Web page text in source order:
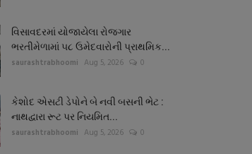
વિસાવદરમાં યોજાયેલા રોજગાર
ભરતીમેળામાં ૫૮ ઉમેદવારોની પ્રાથમિક...
saurashtrabhoomi Aug 5, 2026 0
કેશોદ એસટી ડેપોને બે નવી બસની ભેટ :
નાથદ્વારા રૂટ પર નિયમિત...
saurashtrabhoomi Aug 5, 2026 0